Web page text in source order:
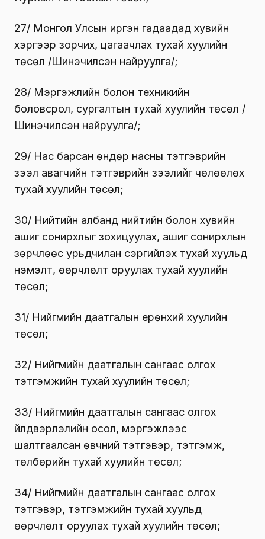
27/ Монгол Улсын иргэн гадаадад хувийн
хэргээр зорчих, цагаачлах тухай хуулийн
төсөл /Шинэчилсэн найруулга/;
28/ Мэргэжлийн болон техникийн
боловсрол, сургалтын тухай хуулийн төсөл /
Шинэчилсэн найруулга/;
29/ Нас барсан өндөр насны тэтгэврийн
зээл авагчийн тэтгэврийн зээлийг чөлөөлөх
тухай хуулийн төсөл;
30/ Нийтийн албанд нийтийн болон хувийн
ашиг сонирхлыг зохицуулах, ашиг сонирхлын
зөрчлөөс урьдчилан сэргийлэх тухай хуульд
нэмэлт, өөрчлөлт оруулах тухай хуулийн
төсөл;
31/ Нийгмийн даатгалын ерөнхий хуулийн
төсөл;
32/ Нийгмийн даатгалын сангаас олгох
тэтгэмжийн тухай хуулийн төсөл;
33/ Нийгмийн даатгалын сангаас олгох
үйлдвэрлэлийн осол, мэргэжлээс
шалтгаалсан өвчний тэтгэвэр, тэтгэмж,
төлбөрийн тухай хуулийн төсөл;
34/ Нийгмийн даатгалын сангаас олгох
тэтгэвэр, тэтгэмжийн тухай хуульд
өөрчлөлт оруулах тухай хуулийн төсөл;